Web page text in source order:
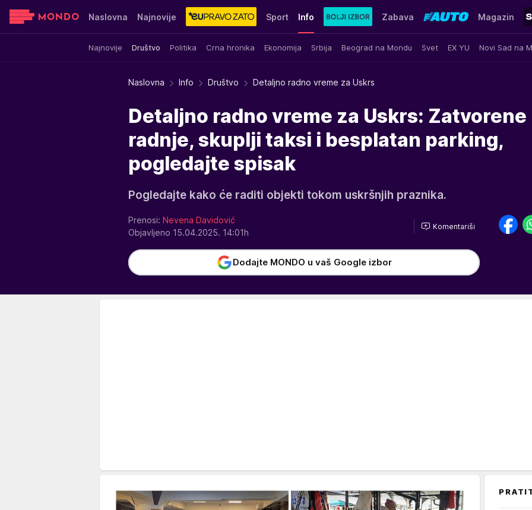
Naslovna Najnovije Sport Info
Najnovije Društvo Politika Crna hronika Ekonomija Srbija Beograd na Mondu Svet EX YU Novi Sad na
Zabava Magazin
Sensa Stvar ukusa Yumama
Naslovna Info Društvo Detaljno radno vreme za Uskrs
Detaljno radno vreme za Uskrs: Zatvorene
radnje, skuplji taksi i besplatan parking,
pogledajte spisak
Pogledajte kako će raditi objekti tokom uskršnjih praznika.
Prenosi: Nevena Davidović
Objavljeno 15.04.2025. 14:01h
Komentariši
Dodajte MONDO u vaš Google izbor